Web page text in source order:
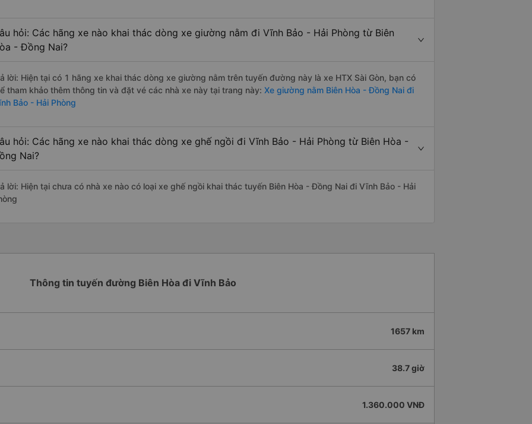
hỏi: Các hãng xe nào khai thác dòng xe giường nằm đi Vĩnh Bảo - Hải Phòng từ Biên
- Đồng Nai?
lời: Hiện tại có 1 hãng xe khai thác dòng xe giường nằm trên tuyến đường này là xe HTX Sài Gòn, bạn có
tham khảo thêm thông tin và đặt vé các nhà xe này tại trang này: Xe giường nằm Biên Hòa - Đồng Nai đi
Bảo - Hải Phòng
hỏi: Các hãng xe nào khai thác dòng xe ghế ngồi đi Vĩnh Bảo - Hải Phòng từ Biên Hòa -
Nai?
lời: Hiện tại chưa có nhà xe nào có loại xe ghế ngồi khai thác tuyến Biên Hòa - Đồng Nai đi Vĩnh Bảo - Hải
Thông tin tuyến đường Biên Hòa đi Vĩnh Bảo
1657 km
38.7 giờ
1.360.000 VNĐ